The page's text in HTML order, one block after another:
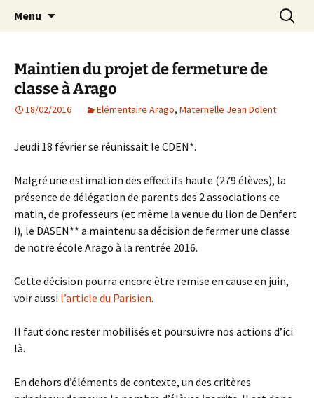
AIP Paris 14 – Association
Indépendante des Parents
d'élèves depuis 1981
Agit – s'Investit – Participe au service des
enfants du secteur scolaire Dolent-Arago-
Menu
Maintien du projet de fermeture de
classe à Arago
18/02/2016 Elémentaire Arago, Maternelle Jean Dolent
Jeudi 18 février se réunissait le CDEN*.
Malgré une estimation des effectifs haute (279 élèves), la
présence de délégation de parents des 2 associations ce
matin, de professeurs (et même la venue du lion de Denfert
!), le DASEN** a maintenu sa décision de fermer une classe
de notre école Arago à la rentrée 2016.
Cette décision pourra encore être remise en cause en juin,
voir aussi l’article du Parisien.
Il faut donc rester mobilisés et poursuivre nos actions d’ici
là.
En dehors d’éléments de contexte, un des critères